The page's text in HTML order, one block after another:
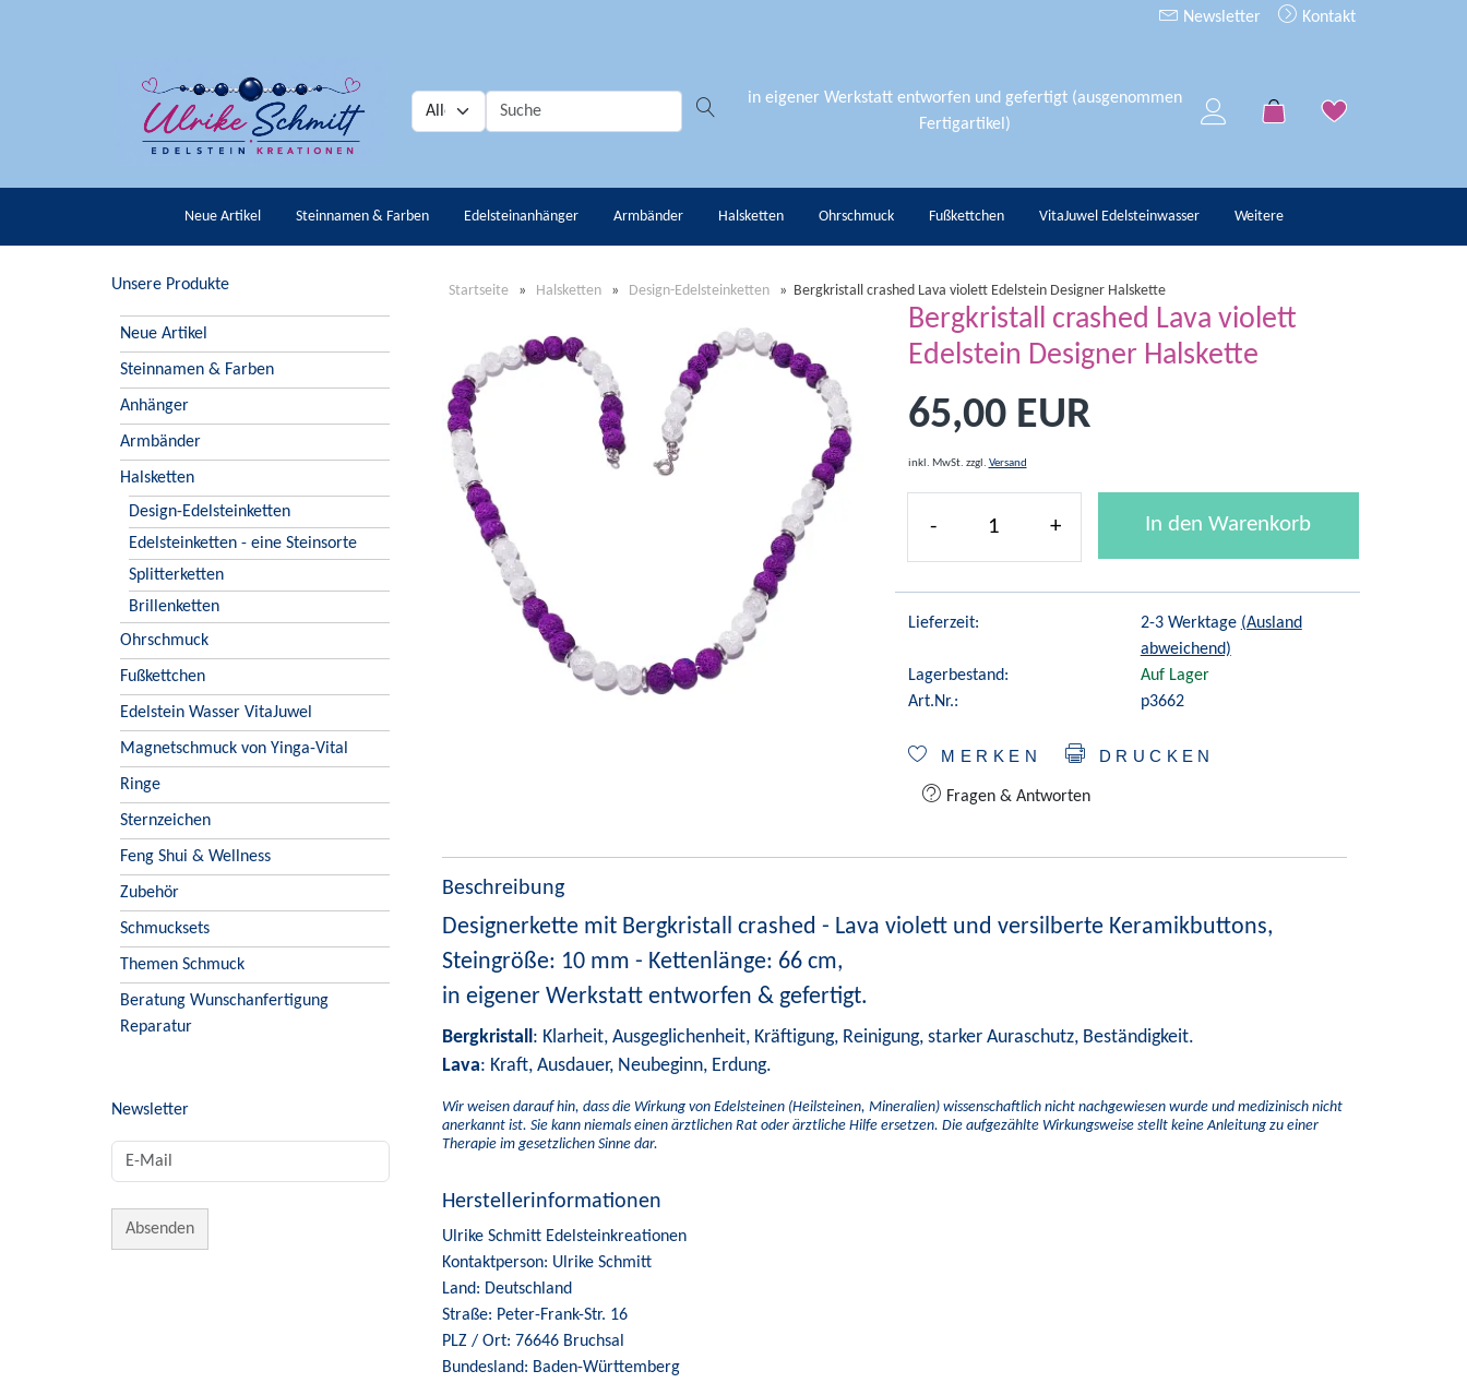
Newsletter Kontakt
in eigener Werkstatt entworfen und gefertigt (ausgenommen
Fertigartikel)
Neue Artikel Steinnamen & Farben Edelsteinanhänger Armbänder Halsketten Ohrschmuck Fußkettchen VitaJuwel Edelsteinwasser Weitere
Unsere Produkte
Neue Artikel
Steinnamen & Farben
Anhänger
Armbänder
Halsketten
Design-Edelsteinketten
Edelsteinketten - eine Steinsorte
Splitterketten
Brillenketten
Ohrschmuck
Fußkettchen
Edelstein Wasser VitaJuwel
Magnetschmuck von Yinga-Vital
Ringe
Sternzeichen
Feng Shui & Wellness
Zubehör
Schmucksets
Themen Schmuck
Beratung Wunschanfertigung
Reparatur
Newsletter
Startseite » Halsketten » Design-Edelsteinketten » Bergkristall crashed Lava violett Edelstein Designer Halskette
Bergkristall crashed Lava violett
Edelstein Designer Halskette
65,00 EUR
inkl. MwSt. zzgl. Versand
- + In den Warenkorb
Lieferzeit: 2-3 Werktage (Ausland
abweichend)
Lagerbestand:
Auf Lager
Art.Nr.:
p3662
MERKEN DRUCKEN
Fragen & Antworten
Beschreibung
Designerkette mit Bergkristall crashed - Lava violett und versilberte Keramikbuttons,
Steingröße: 10 mm - Kettenlänge: 66 cm,
in eigener Werkstatt entworfen & gefertigt.
Bergkristall : Klarheit, Ausgeglichenheit, Kräftigung, Reinigung, starker Auraschutz, Beständigkeit.
Lava: Kraft, Ausdauer, Neubeginn, Erdung.
Wir weisen darauf hin, dass die Wirkung von Edelsteinen (Heilsteinen, Mineralien) wissenschaftlich nicht nachgewiesen wurde und medizinisch nicht
anerkannt ist. Sie kann niemals einen ärztlichen Rat oder ärztliche Hilfe ersetzen. Die aufgezählte Wirkungsweise stellt keine Anleitung zu einer
Therapie im gesetzlichen Sinne dar.
Herstellerinformationen
Ulrike Schmitt Edelsteinkreationen
Kontaktperson: Ulrike Schmitt
Land: Deutschland
Straße: Peter-Frank-Str. 16
PLZ / Ort: 76646 Bruchsal
Bundesland: Baden-Württemberg